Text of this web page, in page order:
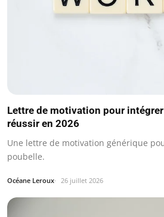
Lettre de motivation pour
réussir en 2026
Une lettre de motivation générique
poubelle.
Océane Leroux 26 juillet 2026